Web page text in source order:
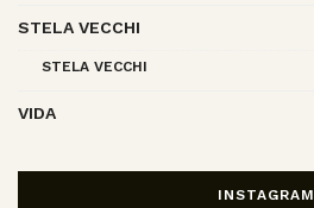
STELA VECCHI
STELA VECCHI
VIDA
INSTAGRAM